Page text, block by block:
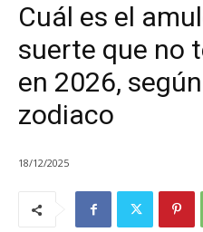
Cuál es el
suerte que no
en 2026,
zodiaco
18/12/2025